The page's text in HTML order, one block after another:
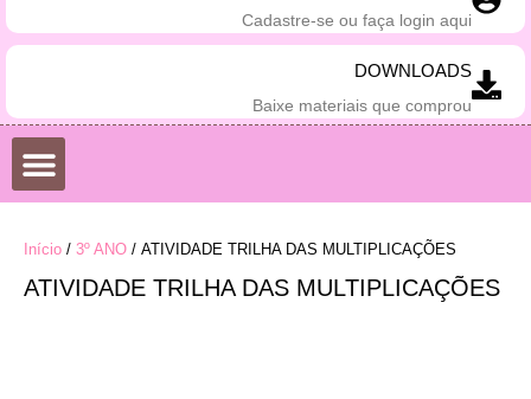
Cadastre-se ou faça login aqui
DOWNLOADS
Baixe materiais que comprou
Início / 3º ANO / ATIVIDADE TRILHA DAS MULTIPLICAÇÕES
ATIVIDADE TRILHA DAS MULTIPLICAÇÕES